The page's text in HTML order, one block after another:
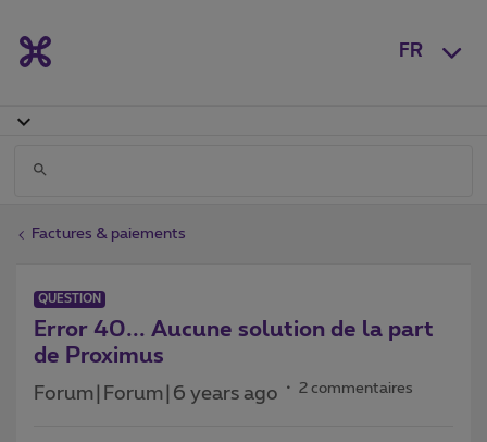
FR
Factures & paiements
QUESTION
Error 40... Aucune solution de la part
de Proximus
Forum|Forum|6 years ago 2 commentaires